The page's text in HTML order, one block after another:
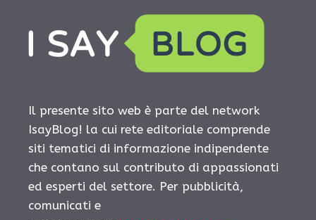
Il presente sito web è parte del network
IsayBlog! la cui rete editoriale comprende
siti tematici di informazione indipendente
che contano sul contributo di appassionati
ed esperti del settore. Per pubblicità,
comunicati e